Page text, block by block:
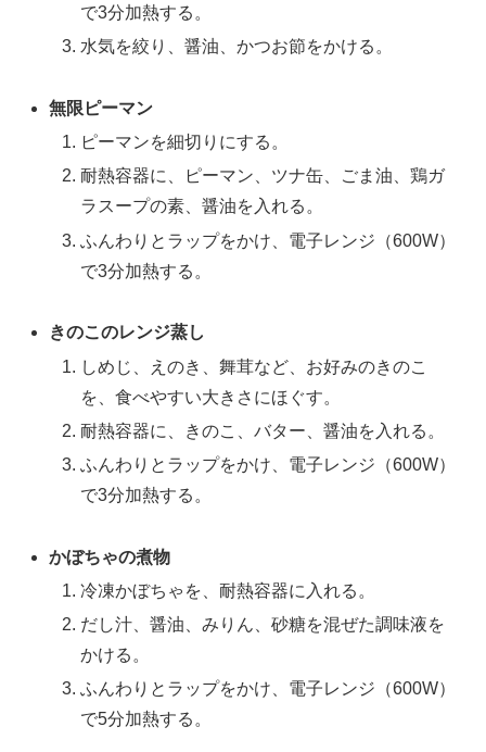
で3分加熱する。
水気を絞り、醤油、かつお節をかける。
無限ピーマン
ピーマンを細切りにする。
耐熱容器に、ピーマン、ツナ缶、ごま油、鶏ガ
ラスープの素、醤油を入れる。
ふんわりとラップをかけ、電子レンジ（600W）
で3分加熱する。
きのこのレンジ蒸し
しめじ、えのき、舞茸など、お好みのきのこ
を、食べやすい大きさにほぐす。
耐熱容器に、きのこ、バター、醤油を入れる。
ふんわりとラップをかけ、電子レンジ（600W）
で3分加熱する。
かぼちゃの煮物
冷凍かぼちゃを、耐熱容器に入れる。
だし汁、醤油、みりん、砂糖を混ぜた調味液を
かける。
ふんわりとラップをかけ、電子レンジ（600W）
で5分加熱する。